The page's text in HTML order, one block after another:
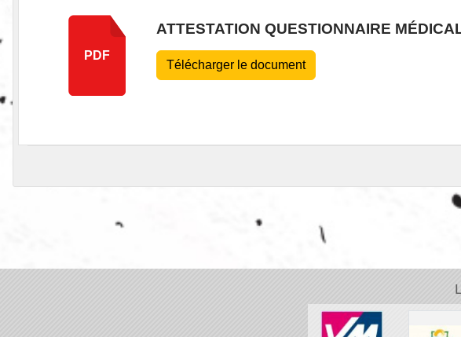
PDF
ATTESTATION QUESTIONNAIRE
Télécharger le document